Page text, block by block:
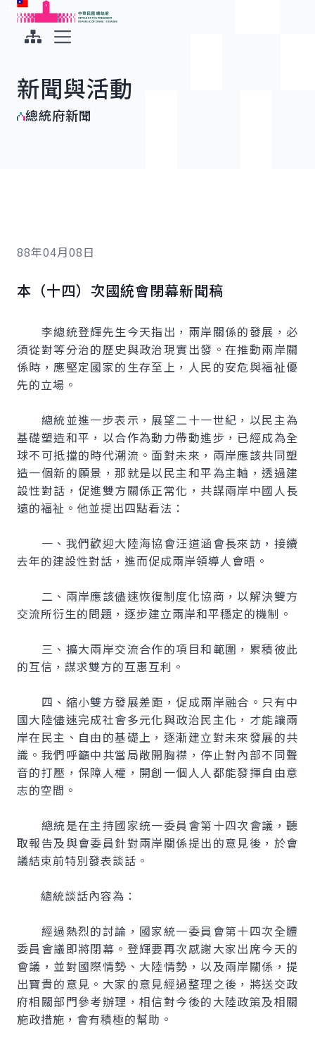
跳到主要內容
中華民國總統府
新聞與活動
總統府新聞
88年04月08日
本（十四）次國統會閉幕新聞稿
李總統登輝先生今天指出，兩岸關係的發展，必
須從對等分治的歷史與政治現實出發。在推動兩岸關
係時，應堅定國家的生存至上，人民的安危與福祉優
先的立場。
總統並進一步表示，展望二十一世紀，以民主為
基礎塑造和平，以合作為動力帶動進步，已經成為全
球不可抵擋的時代潮流。面對未來，兩岸應該共同塑
造一個新的願景，那就是以民主和平為主軸，透過建
設性對話，促進雙方關係正常化，共謀兩岸中國人長
遠的福祉。他並提出四點看法：
一、我們歡迎大陸海協會汪道涵會長來訪，接續
去年的建設性對話，進而促成兩岸領導人會晤。
二、兩岸應該儘速恢復制度化協商，以解決雙方
交流所衍生的問題，逐步建立兩岸和平穩定的機制。
三、擴大兩岸交流合作的項目和範圍，累積彼此
的互信，謀求雙方的互惠互利。
四、縮小雙方發展差距，促成兩岸融合。只有中
國大陸儘速完成社會多元化與政治民主化，才能讓兩
岸在民主、自由的基礎上，逐漸建立對未來發展的共
識。我們呼籲中共當局敞開胸襟，停止對內部不同聲
音的打壓，保障人權，開創一個人人都能發揮自由意
志的空間。
總統是在主持國家統一委員會第十四次會議，聽
取報告及與會委員針對兩岸關係提出的意見後，於會
議結束前特別發表談話。
總統談話內容為：
經過熱烈的討論，國家統一委員會第十四次全體
委員會議即將閉幕。登輝要再次感謝大家出席今天的
會議，並對國際情勢、大陸情勢，以及兩岸關係，提
出寶貴的意見。大家的意見經過整理之後，將送交政
府相關部門參考辦理，相信對今後的大陸政策及相關
施政措施，會有積極的幫助。